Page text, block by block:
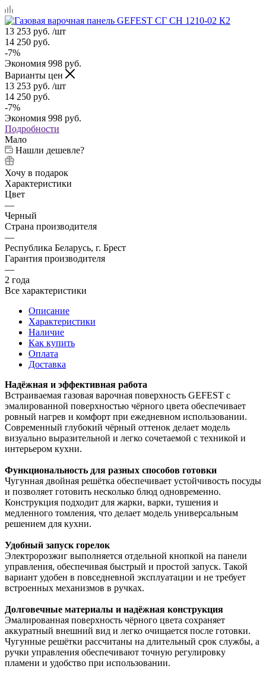
13 253 руб. /шт
14 250 руб.
-7%
Экономия 998 руб.
Варианты цен
13 253 руб. /шт
14 250 руб.
-7%
Экономия 998 руб.
Подробности
Мало
Нашли дешевле?
Хочу в подарок
Характеристики
Цвет
—
Черный
Страна производителя
—
Республика Беларусь, г. Брест
Гарантия производителя
—
2 года
Все характеристики
Описание
Характеристики
Наличие
Как купить
Оплата
Доставка
Надёжная и эффективная работа
Встраиваемая газовая варочная поверхность GEFEST с
эмалированной поверхностью чёрного цвета обеспечивает
ровный нагрев и комфорт при ежедневном использовании.
Современный глубокий чёрный оттенок делает модель
визуально выразительной и легко сочетаемой с техникой и
интерьером кухни.
Функциональность для разных способов готовки
Чугунная двойная решётка обеспечивает устойчивость посуды
и позволяет готовить несколько блюд одновременно.
Конструкция подходит для жарки, варки, тушения и
медленного томления, что делает модель универсальным
решением для кухни.
Удобный запуск горелок
Электророзжиг выполняется отдельной кнопкой на панели
управления, обеспечивая быстрый и простой запуск. Такой
вариант удобен в повседневной эксплуатации и не требует
встроенных механизмов в ручках.
Долговечные материалы и надёжная конструкция
Эмалированная поверхность чёрного цвета сохраняет
аккуратный внешний вид и легко очищается после готовки.
Чугунные решётки рассчитаны на длительный срок службы, а
ручки управления обеспечивают точную регулировку
пламени и удобство при использовании.